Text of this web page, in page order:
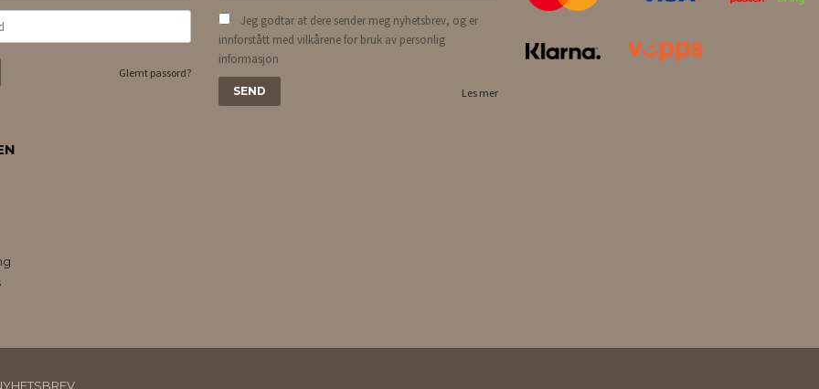
Glemt passord?
Jeg godtar at dere sender meg nyhetsbrev, og er
innforstått med vilkårene for bruk av personlig
informasjon
Les mer